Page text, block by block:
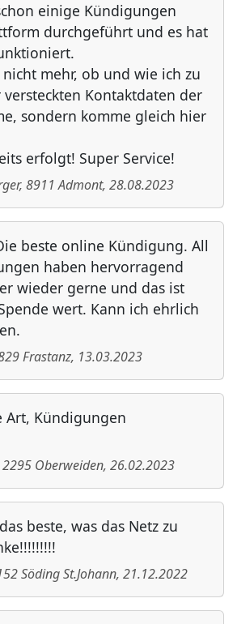
einige Kündigungen
durchgeführt und es hat
mehr, ob und wie ich zu
Kontaktdaten der
sondern komme gleich hier
erfolgt! Super Service!
, 8911 Admont, 28.08.2023
beste online Kündigung. All
haben hervorragend
wieder gerne und das ist
wert. Kann ich ehrlich
Frastanz, 13.03.2023
Art, Kündigungen
2295 Oberweiden, 26.02.2023
beste, was das Netz zu
Söding St.Johann, 21.12.2022